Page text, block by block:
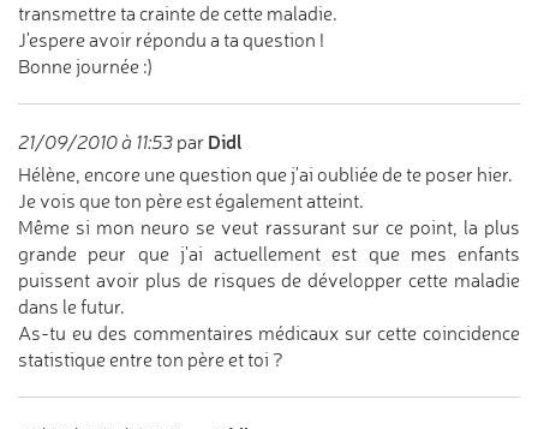
transmettre ta crainte de cette maladie.
J'espere avoir répondu a ta question !
Bonne journée :)
21/09/2010 à 11:53 par Didl
Hélène, encore une question que j'ai oubliée de te poser hier.
Je vois que ton père est également atteint.
Même si mon neuro se veut rassurant sur ce point, la plus
grande peur que j'ai actuellement est que mes enfants
puissent avoir plus de risques de développer cette maladie
dans le futur.
As-tu eu des commentaires médicaux sur cette coincidence
statistique entre ton père et toi ?